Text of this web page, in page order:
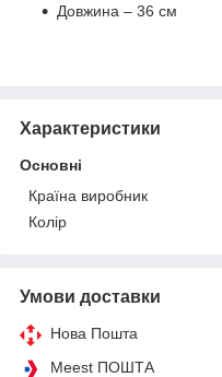
Довжина – 36 см
Характеристики
Основні
Країна виробник
Колір
Умови доставки
Нова Пошта
Meest ПОШТА